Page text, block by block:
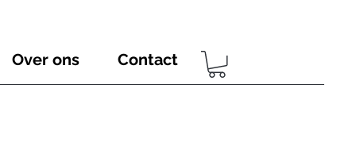
Over ons Contact